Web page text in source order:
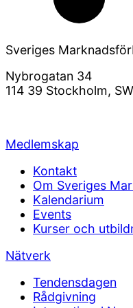
Sveriges
Nybrogatan 34
114 39 Stockholm,
Medlemskap
Kontakt
Om Sveriges
Kalendarium
Events
Kurser och
Nätverk
Tendensdagen
Rådgivning